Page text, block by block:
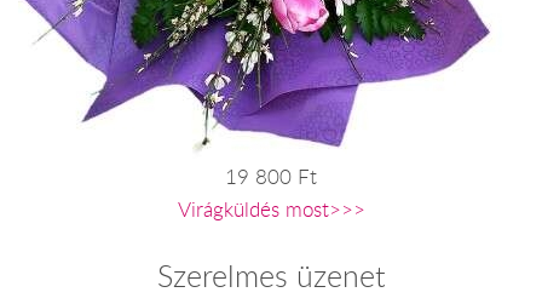
19 800 Ft
Virágküldés most>>>
Szerelmes üzenet